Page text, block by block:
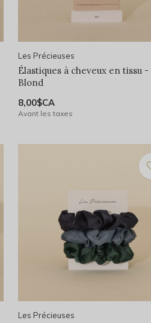
Les Précieuses
Élastiques à cheveux en tissu -
Blond
8,00$CA
Avant les taxes
Les Précieuses